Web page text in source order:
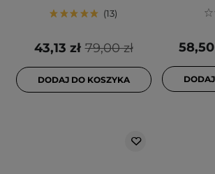
13
79,00 zł
43,13 zł
DODAJ DO KOSZYKA
58,50